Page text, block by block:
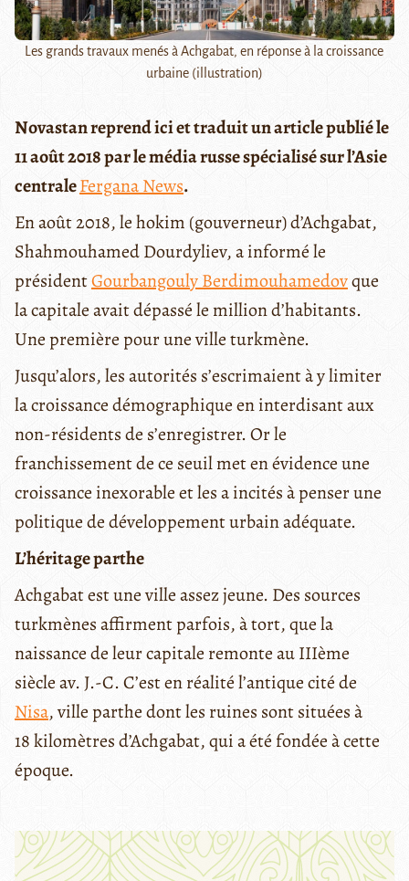
Les grands travaux menés à Achgabat, en réponse à la croissance
urbaine (illustration)
Novastan reprend ici et traduit un article publié le
11 août 2018 par le média russe spécialisé sur l’Asie
centraleFergana News.
En août 2018, le hokim (gouverneur) d’Achgabat,
Shahmouhamed Dourdyliev, a informé le
présidentGourbangouly Berdimouhamedovque
la capitale avait dépassé le million d’habitants.
Une première pour une ville turkmène.
Jusqu’alors, les autorités s’escrimaient à y limiter
la croissance démographique en interdisant aux
non-résidents de s’enregistrer. Or le
franchissement de ce seuil met en évidence une
croissance inexorable et les a incités à penser une
politique de développement urbain adéquate.
L’héritage parthe
Achgabat est une ville assez jeune. Des sources
turkmènes affirment parfois, à tort, que la
naissance de leur capitale remonte au IIIème
siècle av. J.-C. C’est en réalité l’antique cité de
Nisa, ville parthe dont les ruines sont situées à
18 kilomètres d’Achgabat, qui a été fondée à cette
époque.